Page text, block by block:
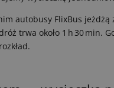
autobusy FlixBus
trwa około 1 h 30 min.